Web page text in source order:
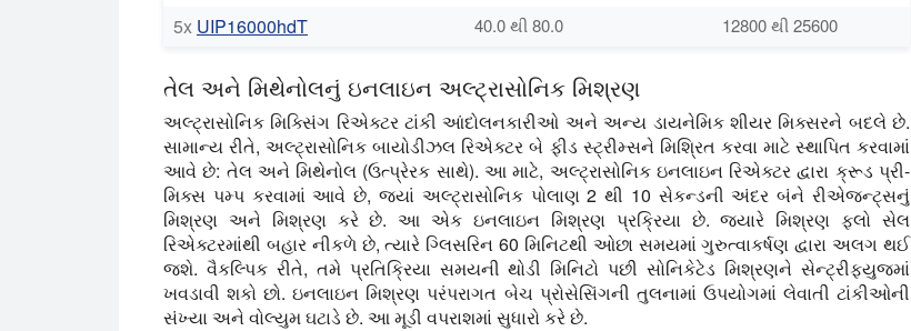
5x UIP16000hdT 40.0 થી 80.0 12800 થી 25600
તેલ અને મિથેનોલનું ઇનલાઇન અલ્ટ્રાસોનિક મિશ્રણ
અલ્ટ્રાસોનિક મિક્સિંગ રિએક્ટર ટાંકી આંદોલનકારીઓ અને અન્ય ડાયનેમિક શીયર મિક્સરને બદલે છે.
સામાન્ય રીતે, અલ્ટ્રાસોનિક બાયોડીઝલ રિએક્ટર બે ફીડ સ્ટ્રીમ્સને મિશ્રિત કરવા માટે સ્થાપિત કરવામાં
આવે છે: તેલ અને મિથેનોલ (ઉત્પ્રેરક સાથે). આ માટે, અલ્ટ્રાસોનિક ઇનલાઇન રિએક્ટર દ્વારા ક્રૂડ પ્રી-
મિક્સ પમ્પ કરવામાં આવે છે, જ્યાં અલ્ટ્રાસોનિક પોલાણ 2 થી 10 સેકન્ડની અંદર બંને રીએજન્ટ્સનું
મિશ્રણ અને મિશ્રણ કરે છે. આ એક ઇનલાઇન મિશ્રણ પ્રક્રિયા છે. જ્યારે મિશ્રણ ફ્લો સેલ
રિએક્ટરમાંથી બહાર નીકળે છે, ત્યારે ગ્લિસરિન 60 મિનિટથી ઓછા સમયમાં ગુરુત્વાકર્ષણ દ્વારા અલગ થઈ
જશે. વૈકલ્પિક રીતે, તમે પ્રતિક્રિયા સમયની થોડી મિનિટો પછી સોનિકેટેડ મિશ્રણને સેન્ટ્રીફ્યુજમાં
ખવડાવી શકો છો. ઇનલાઇન મિશ્રણ પરંપરાગત બેચ પ્રોસેસિંગની તુલનામાં ઉપયોગમાં લેવાતી ટાંકીઓની
સંખ્યા અને વોલ્યુમ ઘટાડે છે. આ મૂડી વપરાશમાં સુધારો કરે છે.